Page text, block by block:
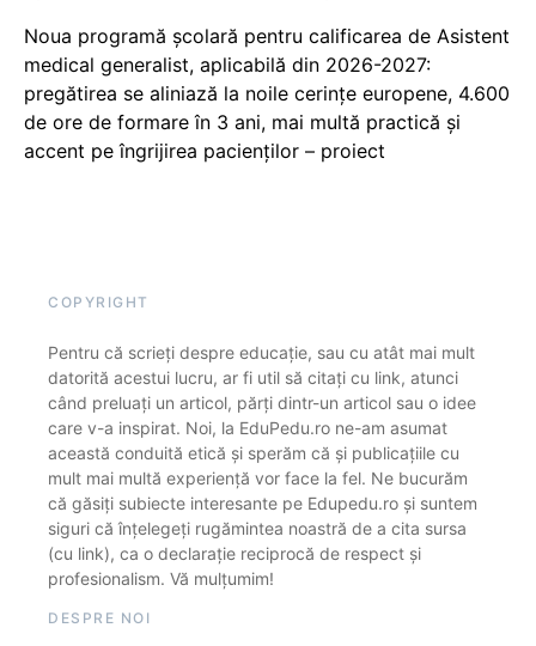
Noua programă școlară pentru calificarea de Asistent
medical generalist, aplicabilă din 2026-2027:
pregătirea se aliniază la noile cerințe europene, 4.600
de ore de formare în 3 ani, mai multă practică și
accent pe îngrijirea pacienților – proiect
COPYRIGHT
Pentru că scrieți despre educație, sau cu atât mai mult
datorită acestui lucru, ar fi util să citați cu link, atunci
când preluați un articol, părți dintr-un articol sau o idee
care v-a inspirat. Noi, la EduPedu.ro ne-am asumat
această conduită etică și sperăm că și publicațiile cu
mult mai multă experiență vor face la fel. Ne bucurăm
că găsiți subiecte interesante pe Edupedu.ro și suntem
siguri că înțelegeți rugămintea noastră de a cita sursa
(cu link), ca o declarație reciprocă de respect și
profesionalism. Vă mulțumim!
DESPRE NOI